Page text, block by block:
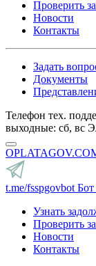
Проверить
Новости
Контакты
Задать
Документы
Телефон тех.
выходные: сб, вс
t.me/fsspgovbot Бот
Узнать
Проверить
Новости
Контакты